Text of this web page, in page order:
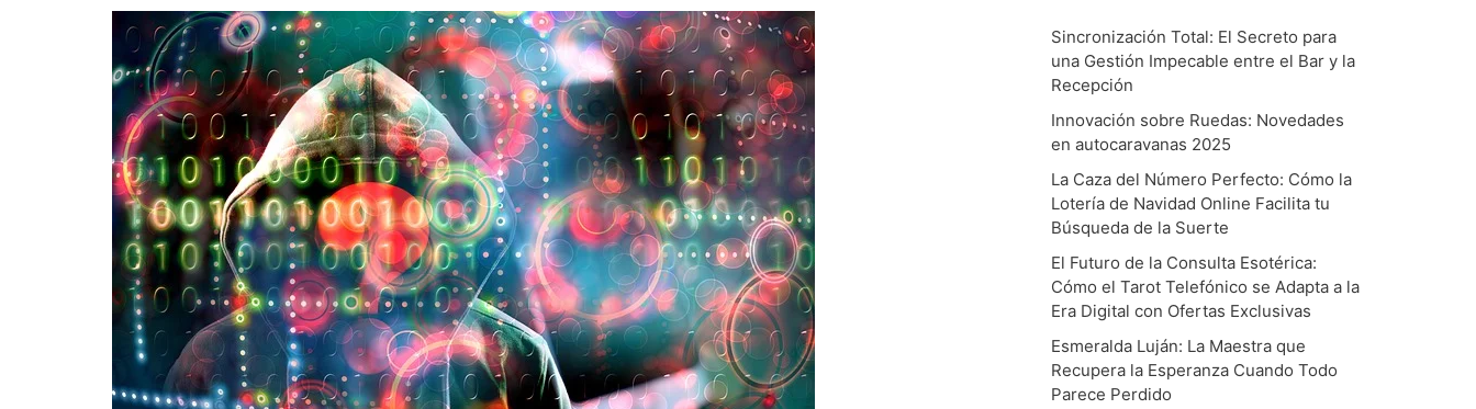
Sincronización Total: El Secreto para
una Gestión Impecable entre el Bar y la
Recepción
Innovación sobre Ruedas: Novedades
en autocaravanas 2025
La Caza del Número Perfecto: Cómo la
Lotería de Navidad Online Facilita tu
Búsqueda de la Suerte
El Futuro de la Consulta Esotérica:
Cómo el Tarot Telefónico se Adapta a la
Era Digital con Ofertas Exclusivas
Esmeralda Luján: La Maestra que
Recupera la Esperanza Cuando Todo
Parece Perdido